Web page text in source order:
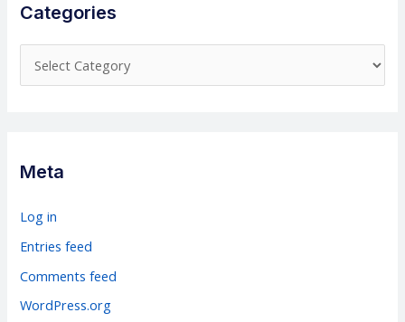
Categories
a
g
r
i
Meta
Log in
Entries feed
Comments feed
WordPress.org